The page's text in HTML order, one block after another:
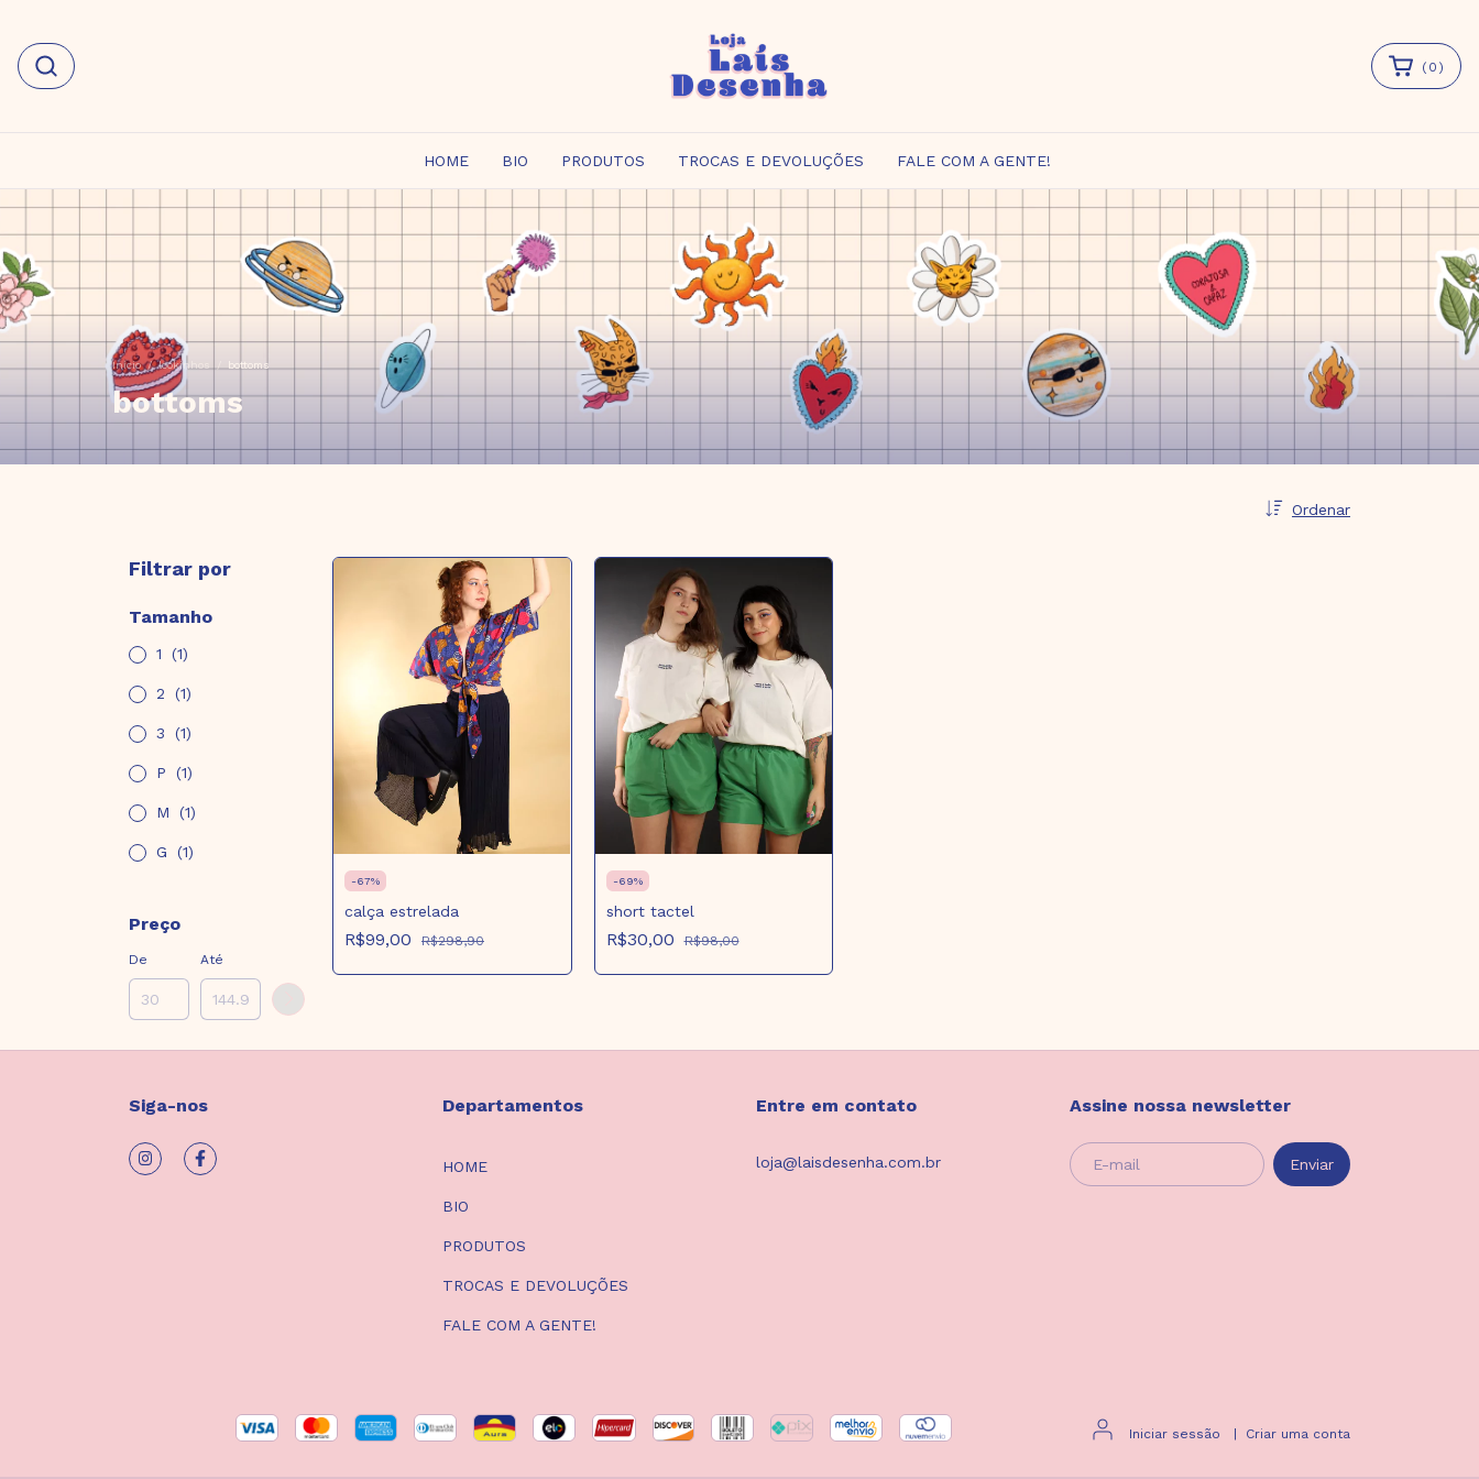
( 0 )
HOME BIO PRODUTOS TROCAS E DEVOLUÇÕES FALE COM A GENTE!
Início / lookinhos bottoms
bottoms
Ordenar
Filtrar por
Tamanho
1 (1)
2 (1)
3 (1)
P (1)
M (1)
G (1)
Preço
De Até
-67%
calça estrelada
R$99,00 R$298,90
-69%
short tactel
R$30,00 R$98,00
Siga-nos Departamentos
HOME
BIO
PRODUTOS
TROCAS E DEVOLUÇÕES
FALE COM A GENTE!
Entre em contato
loja@laisdesenha.com.br
Assine nossa newsletter
Iniciar sessão | Criar uma conta